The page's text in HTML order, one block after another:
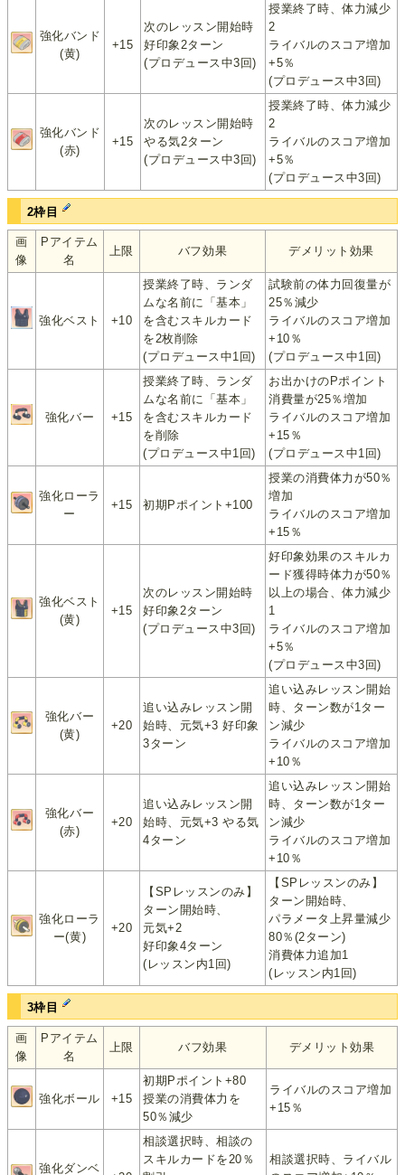
強化バンド
(黄)
+15
次のレッスン開始時
好印象2ターン
(プロデュース中3回)
授業終了時、体力減少
2
ライバルのスコア増加
+5％
(プロデュース中3回)
強化バンド
(赤)
+15
次のレッスン開始時
やる気2ターン
(プロデュース中3回)
授業終了時、体力減少
2
ライバルのスコア増加
+5％
(プロデュース中3回)
2枠目
画
像
Pアイテム
名
上限 バフ効果 デメリット効果
強化ベスト +10
授業終了時、ランダ
ムな名前に「基本」
を含むスキルカード
を2枚削除
(プロデュース中1回)
試験前の体力回復量が
25％減少
ライバルのスコア増加
+10％
(プロデュース中1回)
強化バー +15
授業終了時、ランダ
ムな名前に「基本」
を含むスキルカード
を削除
(プロデュース中1回)
お出かけのPポイント
消費量が25％増加
ライバルのスコア増加
+15％
(プロデュース中1回)
強化ローラ
ー
+15 初期Pポイント+100
授業の消費体力が50％
増加
ライバルのスコア増加
+15％
強化ベスト
(黄)
+15
次のレッスン開始時
好印象2ターン
(プロデュース中3回)
好印象効果のスキルカ
ード獲得時体力が50％
以上の場合、体力減少
1
ライバルのスコア増加
+5％
(プロデュース中3回)
強化バー
(黄)
+20
追い込みレッスン開
始時、元気+3 好印象
3ターン
追い込みレッスン開始
時、ターン数が1ター
ン減少
ライバルのスコア増加
+10％
強化バー
(赤)
+20
追い込みレッスン開
始時、元気+3 やる気
4ターン
追い込みレッスン開始
時、ターン数が1ター
ン減少
ライバルのスコア増加
+10％
強化ローラ
ー(黄)
+20
【SPレッスンのみ】
ターン開始時、
元気+2
好印象4ターン
(レッスン内1回)
【SPレッスンのみ】
ターン開始時、
パラメータ上昇量減少
80％(2ターン)
消費体力追加1
(レッスン内1回)
3枠目
画
像
Pアイテム
名
上限 バフ効果 デメリット効果
強化ボール +15
初期Pポイント+80
授業の消費体力を
50％減少
ライバルのスコア増加
+15％
強化ダンベ
相談選択時、相談の
スキルカードを20％
相談選択時、ライバル